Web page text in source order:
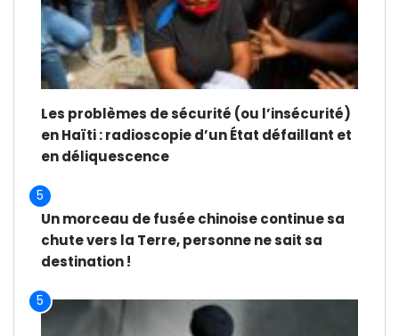
Les problèmes de sécurité (ou l’insécurité)
en Haïti : radioscopie d’un État défaillant et
en déliquescence
5
Un morceau de fusée chinoise continue sa
chute vers la Terre, personne ne sait sa
destination !
5